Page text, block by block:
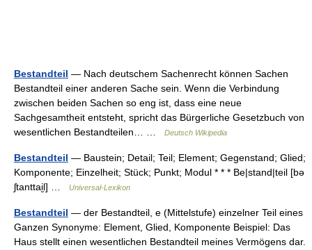
Bestandteil — Nach deutschem Sachenrecht können Sachen
Bestandteil einer anderen Sache sein. Wenn die Verbindung
zwischen beiden Sachen so eng ist, dass eine neue
Sachgesamtheit entsteht, spricht das Bürgerliche Gesetzbuch von
wesentlichen Bestandteilen… …
Deutsch Wikipedia
Bestandteil — Baustein; Detail; Teil; Element; Gegenstand; Glied;
Komponente; Einzelheit; Stück; Punkt; Modul * * * Be|stand|teil [bə
ʃtanttai̮l] …
Universal-Lexikon
Bestandteil — der Bestandteil, e (Mittelstufe) einzelner Teil eines
Ganzen Synonyme: Element, Glied, Komponente Beispiel: Das
Haus stellt einen wesentlichen Bestandteil meines Vermögens dar.